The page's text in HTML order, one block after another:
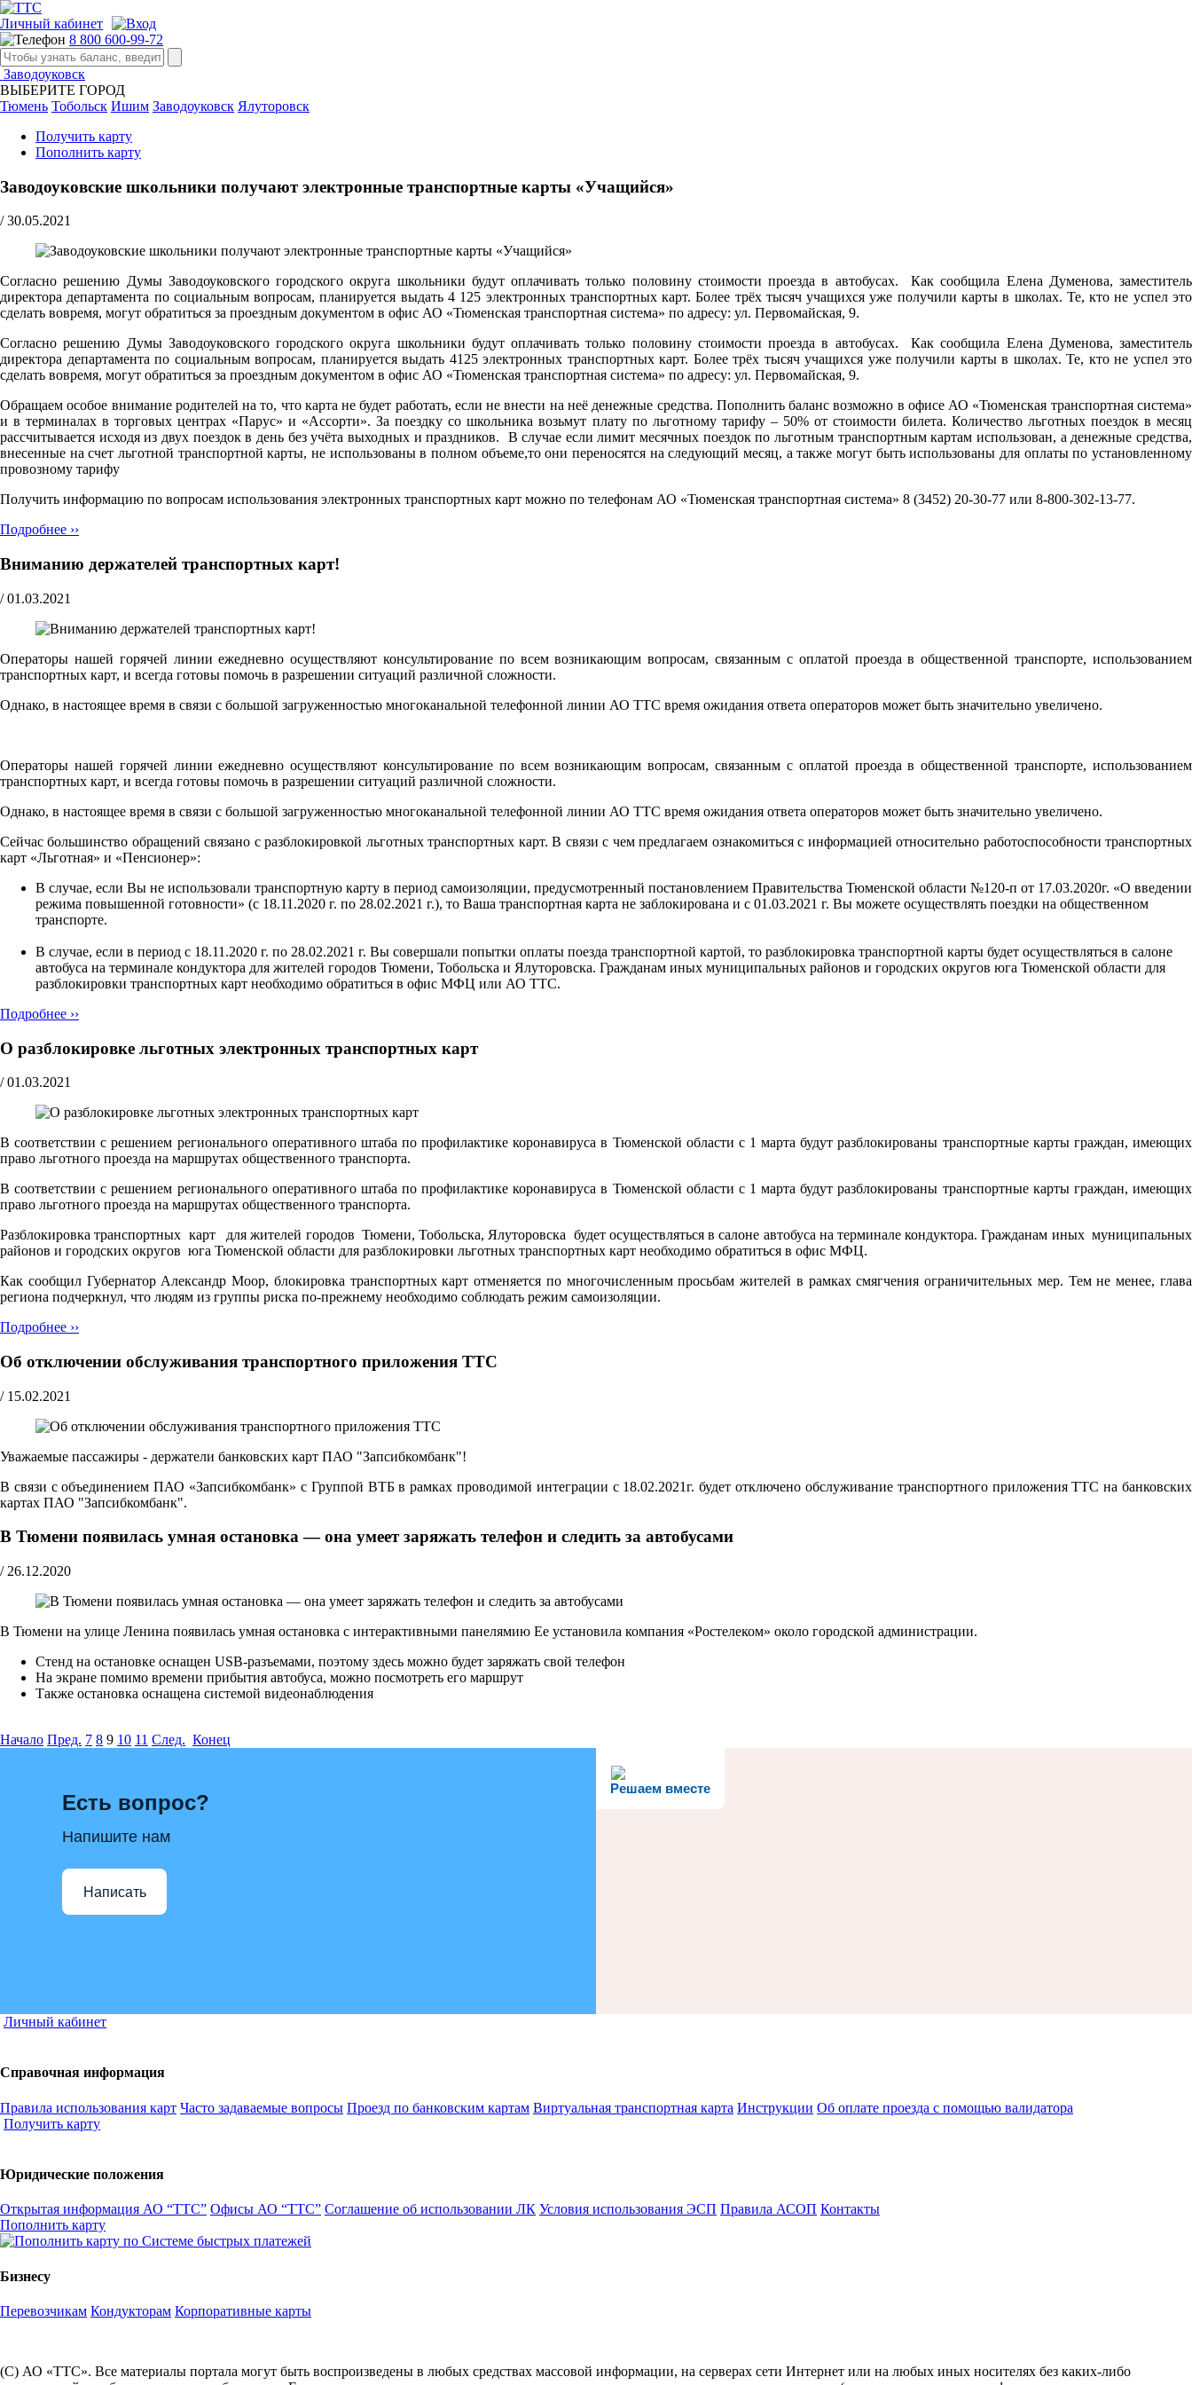
Личный кабинет
8 800 600-99-72
Заводоуковск
ВЫБЕРИТЕ ГОРОД
Тюмень Тобольск Ишим Заводоуковск Ялуторовск
Получить карту
Пополнить карту
Заводоуковские школьники получают электронные транспортные карты «Учащийся»
/ 30.05.2021
Cогласно решению Думы Заводоуковского городского округа школьники будут оплачивать только половину стоимости проезда в автобусах. Как сообщила Елена Думенова, заместитель
директора департамента по социальным вопросам, планируется выдать 4 125 электронных транспортных карт. Более трёх тысяч учащихся уже получили карты в школах. Те, кто не успел это
сделать вовремя, могут обратиться за проездным документом в офис АО «Тюменская транспортная система» по адресу: ул. Первомайская, 9.
Cогласно решению Думы Заводоуковского городского округа школьники будут оплачивать только половину стоимости проезда в автобусах. Как сообщила Елена Думенова, заместитель
директора департамента по социальным вопросам, планируется выдать 4125 электронных транспортных карт. Более трёх тысяч учащихся уже получили карты в школах. Те, кто не успел это
сделать вовремя, могут обратиться за проездным документом в офис АО «Тюменская транспортная система» по адресу: ул. Первомайская, 9.
Обращаем особое внимание родителей на то, что карта не будет работать, если не внести на неё денежные средства. Пополнить баланс возможно в офисе АО «Тюменская транспортная система»
и в терминалах в торговых центрах «Парус» и «Ассорти». За поездку со школьника возьмут плату по льготному тарифу – 50% от стоимости билета. Количество льготных поездок в месяц
рассчитывается исходя из двух поездок в день без учёта выходных и праздников. В случае если лимит месячных поездок по льготным транспортным картам использован, а денежные средства,
внесенные на счет льготной транспортной карты, не использованы в полном объеме,то они переносятся на следующий месяц, а также могут быть использованы для оплаты по установленному
провозному тарифу
Получить информацию по вопросам использования электронных транспортных карт можно по телефонам АО «Тюменская транспортная система» 8 (3452) 20-30-77 или 8-800-302-13-77.
Подробнее ››
Вниманию держателей транспортных карт!
/ 01.03.2021
Операторы нашей горячей линии ежедневно осуществляют консультирование по всем возникающим вопросам, связанным с оплатой проезда в общественной транспорте, использованием
транспортных карт, и всегда готовы помочь в разрешении ситуаций различной сложности.
Однако, в настоящее время в связи с большой загруженностью многоканальной телефонной линии АО ТТС время ожидания ответа операторов может быть значительно увеличено.
Операторы нашей горячей линии ежедневно осуществляют консультирование по всем возникающим вопросам, связанным с оплатой проезда в общественной транспорте, использованием
транспортных карт, и всегда готовы помочь в разрешении ситуаций различной сложности.
Однако, в настоящее время в связи с большой загруженностью многоканальной телефонной линии АО ТТС время ожидания ответа операторов может быть значительно увеличено.
Сейчас большинство обращений связано с разблокировкой льготных транспортных карт. В связи с чем предлагаем ознакомиться с информацией относительно работоспособности транспортных
карт «Льготная» и «Пенсионер»:
В случае, если Вы не использовали транспортную карту в период самоизоляции, предусмотренный постановлением Правительства Тюменской области №120-п от 17.03.2020г. «О введении
режима повышенной готовности» (с 18.11.2020 г. по 28.02.2021 г.), то Ваша транспортная карта не заблокирована и с 01.03.2021 г. Вы можете осуществлять поездки на общественном
транспорте.
В случае, если в период с 18.11.2020 г. по 28.02.2021 г. Вы совершали попытки оплаты поезда транспортной картой, то разблокировка транспортной карты будет осуществляться в салоне
автобуса на терминале кондуктора для жителей городов Тюмени, Тобольска и Ялуторовска. Гражданам иных муниципальных районов и городских округов юга Тюменской области для
разблокировки транспортных карт необходимо обратиться в офис МФЦ или АО ТТС.
Подробнее ››
О разблокировке льготных электронных транспортных карт
/ 01.03.2021
В соответствии с решением регионального оперативного штаба по профилактике коронавируса в Тюменской области с 1 марта будут разблокированы транспортные карты граждан, имеющих
право льготного проезда на маршрутах общественного транспорта.
В соответствии с решением регионального оперативного штаба по профилактике коронавируса в Тюменской области с 1 марта будут разблокированы транспортные карты граждан, имеющих
право льготного проезда на маршрутах общественного транспорта.
Разблокировка транспортных карт для жителей городов Тюмени, Тобольска, Ялуторовска будет осуществляться в салоне автобуса на терминале кондуктора. Гражданам иных муниципальных
районов и городских округов юга Тюменской области для разблокировки льготных транспортных карт необходимо обратиться в офис МФЦ.
Как сообщил Губернатор Александр Моор, блокировка транспортных карт отменяется по многочисленным просьбам жителей в рамках смягчения ограничительных мер. Тем не менее, глава
региона подчеркнул, что людям из группы риска по-прежнему необходимо соблюдать режим самоизоляции.
Подробнее ››
Об отключении обслуживания транспортного приложения ТТС
/ 15.02.2021
Уважаемые пассажиры - держатели банковских карт ПАО "Запсибкомбанк"!
В связи с объединением ПАО «Запсибкомбанк» с Группой ВТБ в рамках проводимой интеграции с 18.02.2021г. будет отключено обслуживание транспортного приложения ТТС на банковских
картах ПАО "Запсибкомбанк".
В Тюмени появилась умная остановка — она умеет заряжать телефон и следить за автобусами
/ 26.12.2020
В Тюмени на улице Ленина появилась умная остановка с интерактивными панелямию Ее установила компания «Ростелеком» около городской администрации.
Стенд на остановке оснащен USB-разъемами, поэтому здесь можно будет заряжать свой телефон
На экране помимо времени прибытия автобуса, можно посмотреть его маршрут
Также остановка оснащена системой видеонаблюдения
Начало Пред. 7 8 9 10 11 След. Конец
Решаем вместе
Есть вопрос?
Напишите нам
Написать
Личный кабинет
Справочная информация
Правила использования карт Часто задаваемые вопросы Проезд по банковским картам Виртуальная транспортная карта Инструкции Об оплате проезда с помощью валидатора
Получить карту
Юридические положения
Открытая информация АО “ТТС” Офисы АО “ТТС” Соглашение об использовании ЛК Условия использования ЭСП Правила АСОП Контакты
Пополнить карту
Бизнесу
Перевозчикам Кондукторам Корпоративные карты
(С) АО «ТТС». Все материалы портала могут быть воспроизведены в любых средствах массовой информации, на серверах сети Интернет или на любых иных носителях без каких-либо